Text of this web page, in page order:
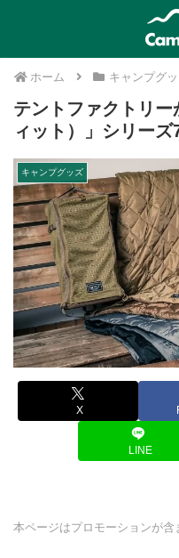
ホーム キャンプグ
テントファクトリ
ィット）」シリーズ
キャンプグッズ
X
LINE
本ページはプロモーションが含